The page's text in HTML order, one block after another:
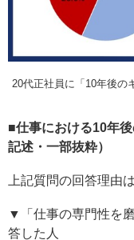
20代正社員に「10年後の
■仕事における10年
記述・一部抜粋）
上記質問の回答理由
▼「仕事の専門性を
答した人